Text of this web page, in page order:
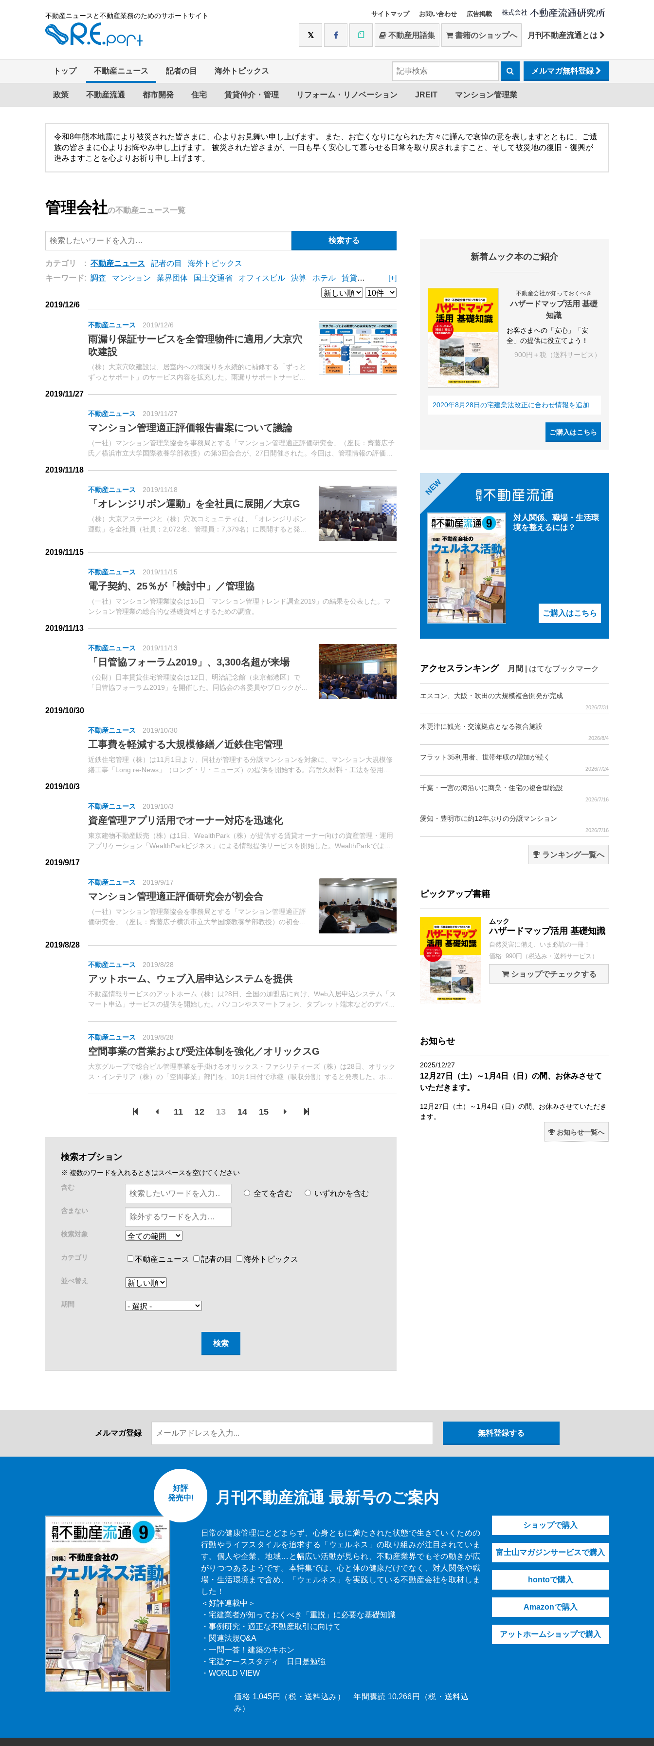
不動産ニュースと不動産業務のためのサポートサイト サイトマップ お問い合わせ 広告掲載
不動産用語集 書籍のショップへ 月刊不動産流通とは
トップ 不動産ニュース 記者の目 海外トピックス メルマガ無料登録
政策 不動産流通 都市開発 住宅 賃貸仲介・管理 リフォーム・リノベーション JREIT マンション管理業
令和8年熊本地震により被災された皆さまに、心よりお見舞い申し上げます。 また、お亡くなりになられた方々に謹んで哀悼の意を表しますとともに、ご遺
族の皆さまに心よりお悔やみ申し上げます。 被災された皆さまが、一日も早く安心して暮らせる日常を取り戻されますこと、そして被災地の復旧・復興が
進みますことを心よりお祈り申し上げます。
管理会社の不動産ニュース一覧
カテゴリ : 不動産ニュース 記者の目
海外トピックス
キーワード: 調査 マンション 業界団体 国土交通省 オフィスビル 決算 ホテル 賃貸住宅 物流施設
[+]
2019/12/6
不動産ニュース 2019/12/6
雨漏り保証サービスを全管理物件に適用／大京穴
吹建設
（株）大京穴吹建設は、居室内への雨漏りを永続的に補修する「ずっと
ずっとサポート」のサービス内容を拡充した。雨漏りサポートサービス
2019/11/27
不動産ニュース 2019/11/27
マンション管理適正評価報告書案について議論
（一社）マンション管理業協会を事務局とする「マンション管理適正評価研究会」（座長：齊藤広子
氏／横浜市立大学国際教養学部教授）の第3回会合が、27日開催された。今回は、管理情報の評価項
2019/11/18
不動産ニュース 2019/11/18
「オレンジリボン運動」を全社員に展開／大京G
（株）大京アステージと（株）穴吹コミュニティは、「オレンジリボン
運動」を全社員（社員：2,072名、管理員：7,379名）に展開すると発
2019/11/15
不動産ニュース 2019/11/15
電子契約、25％が「検討中」／管理協
（一社）マンション管理業協会は15日「マンション管理トレンド調査2019」の結果を公表した。マ
ンション管理業の総合的な基礎資料とするための調査。
2019/11/13
不動産ニュース 2019/11/13
「日管協フォーラム2019」、3,300名超が来場
（公財）日本賃貸住宅管理協会は12日、明治記念館（東京都港区）で
「日管協フォーラム2019」を開催した。同協会の各委員やブロックが、
2019/10/30
不動産ニュース 2019/10/30
工事費を軽減する大規模修繕／近鉄住宅管理
近鉄住宅管理（株）は11月1日より、同社が管理する分譲マンションを対象に、マンション大規模修
繕工事「Long re-News」（ロング・リ・ニューズ）の提供を開始する。高耐久材料・工法を使用
2019/10/3
不動産ニュース 2019/10/3
資産管理アプリ活用でオーナー対応を迅速化
東京建物不動産販売（株）は1日、WealthPark（株）が提供する賃貸オーナー向けの資産管理・運用
アプリケーション「WealthParkビジネス」による情報提供サービスを開始した。WealthParkでは、
2019/9/17
不動産ニュース 2019/9/17
マンション管理適正評価研究会が初会合
（一社）マンション管理業協会を事務局とする「マンション管理適正評
価研究会」（座長：齊藤広子横浜市立大学国際教養学部教授）の初会合
2019/8/28
不動産ニュース 2019/8/28
アットホーム、ウェブ入居申込システムを提供
不動産情報サービスのアットホーム（株）は28日、全国の加盟店に向け、Web入居申込システム「ス
マート申込」サービスの提供を開始した。パソコンやスマートフォン、タブレット端末などのデバイ
不動産ニュース 2019/8/28
空間事業の営業および受注体制を強化／オリックスG
大京グループで総合ビル管理事業を手掛けるオリックス・ファシリティーズ（株）は28日、オリック
ス・インテリア（株）の「空間事業」部門を、10月1日付で承継（吸収分割）すると発表した。ホテ
11 12 13 14 15
検索オプション
※ 複数のワードを入れるときはスペースを空けてください
含む
全てを含む いずれかを含む
含まない
検索対象
カテゴリ 不動産ニュース 記者の目 海外トピックス
並べ替え
期間
新着ムック本のご紹介
不動産会社が知っておくべき
ハザードマップ活用 基礎
知識
お客さまへの「安心」「安
全」の提供に役立てよう！
900円＋税（送料サービス）
2020年8月28日の宅建業法改正に合わせ情報を追加
ご購入はこちら
NEW
対人関係、職場・生活環
境を整えるには？
ご購入はこちら
アクセスランキング 月間 はてなブックマーク
エスコン、大阪・吹田の大規模複合開発が完成
2026/7/31
木更津に観光・交流拠点となる複合施設
2026/8/4
フラット35利用者、世帯年収の増加が続く
2026/7/24
千葉・一宮の海沿いに商業・住宅の複合型施設
2026/7/16
愛知・豊明市に約12年ぶりの分譲マンション
2026/7/16
ランキング一覧へ
ピックアップ書籍
ムック
ハザードマップ活用 基礎知識
自然災害に備え、いま必読の一冊！
価格: 990円（税込み・送料サービス）
ショップでチェックする
お知らせ
2025/12/27
12月27日（土）～1月4日（日）の間、お休みさせて
いただきます。
12月27日（土）～1月4日（日）の間、お休みさせていただき
ます。
お知らせ一覧へ
メルマガ登録
月刊不動産流通 最新号のご案内
好評
発売中!
日常の健康管理にとどまらず、心身ともに満たされた状態で生きていくための
行動やライフスタイルを追求する「ウェルネス」の取り組みが注目されていま
す。個人や企業、地域…と幅広い活動が見られ、不動産業界でもその動きが広
がりつつあるようです。本特集では、心と体の健康だけでなく、対人関係や職
場・生活環境まで含め、「ウェルネス」を実践している不動産会社を取材しま
した！
＜好評連載中＞
・宅建業者が知っておくべき「重説」に必要な基礎知識
・事例研究・適正な不動産取引に向けて
・関連法規Q&A
・一問一答！建築のキホン
・宅建ケーススタディ 日日是勉強
・WORLD VIEW
価格 1,045円（税・送料込み） 年間購読 10,266円（税・送料込
み）
ショップで購入
富士山マガジンサービスで購入
hontoで購入
Amazonで購入
アットホームショップで購入